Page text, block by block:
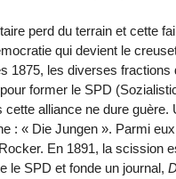
perd du terrain et cette
qui devient le
1875, les diverses fractions
former le SPD
cette alliance ne dure guère.
: « Die Jungen ». Parmi
En 1891, la scission
le SPD et fonde un journal,